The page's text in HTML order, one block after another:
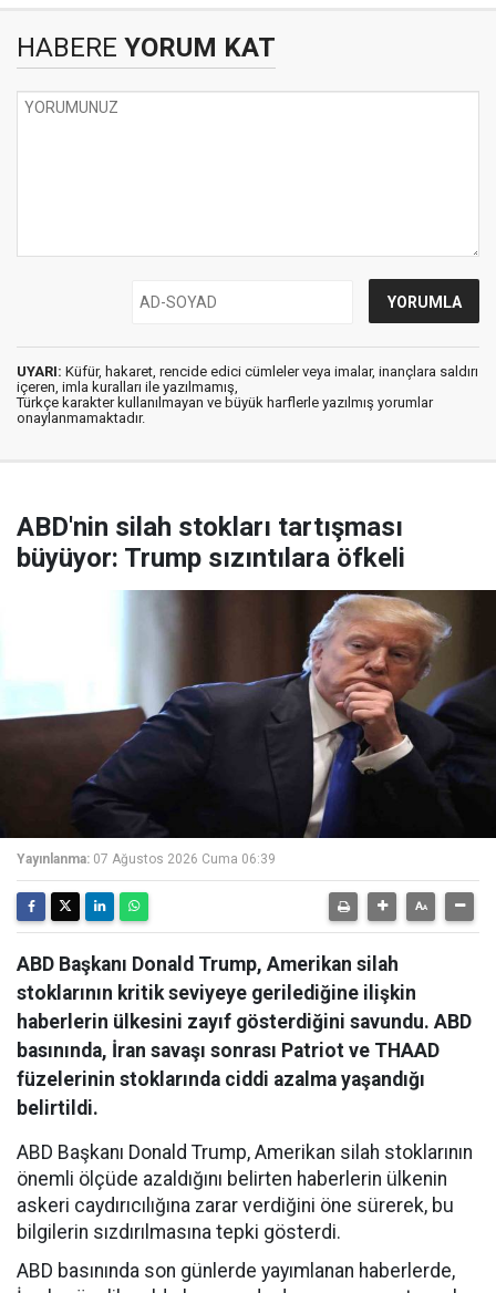
HABERE YORUM KAT
UYARI: Küfür, hakaret, rencide edici cümleler veya imalar, inançlara saldırı
içeren, imla kuralları ile yazılmamış,
Türkçe karakter kullanılmayan ve büyük harflerle yazılmış yorumlar
onaylanmamaktadır.
ABD'nin silah stokları tartışması
büyüyor: Trump sızıntılara öfkeli
Yayınlanma: 07 Ağustos 2026 Cuma 06:39
ABD Başkanı Donald Trump, Amerikan silah
stoklarının kritik seviyeye gerilediğine ilişkin
haberlerin ülkesini zayıf gösterdiğini savundu. ABD
basınında, İran savaşı sonrası Patriot ve THAAD
füzelerinin stoklarında ciddi azalma yaşandığı
belirtildi.
ABD Başkanı Donald Trump, Amerikan silah stoklarının
önemli ölçüde azaldığını belirten haberlerin ülkenin
askeri caydırıcılığına zarar verdiğini öne sürerek, bu
bilgilerin sızdırılmasına tepki gösterdi.
ABD basınında son günlerde yayımlanan haberlerde,